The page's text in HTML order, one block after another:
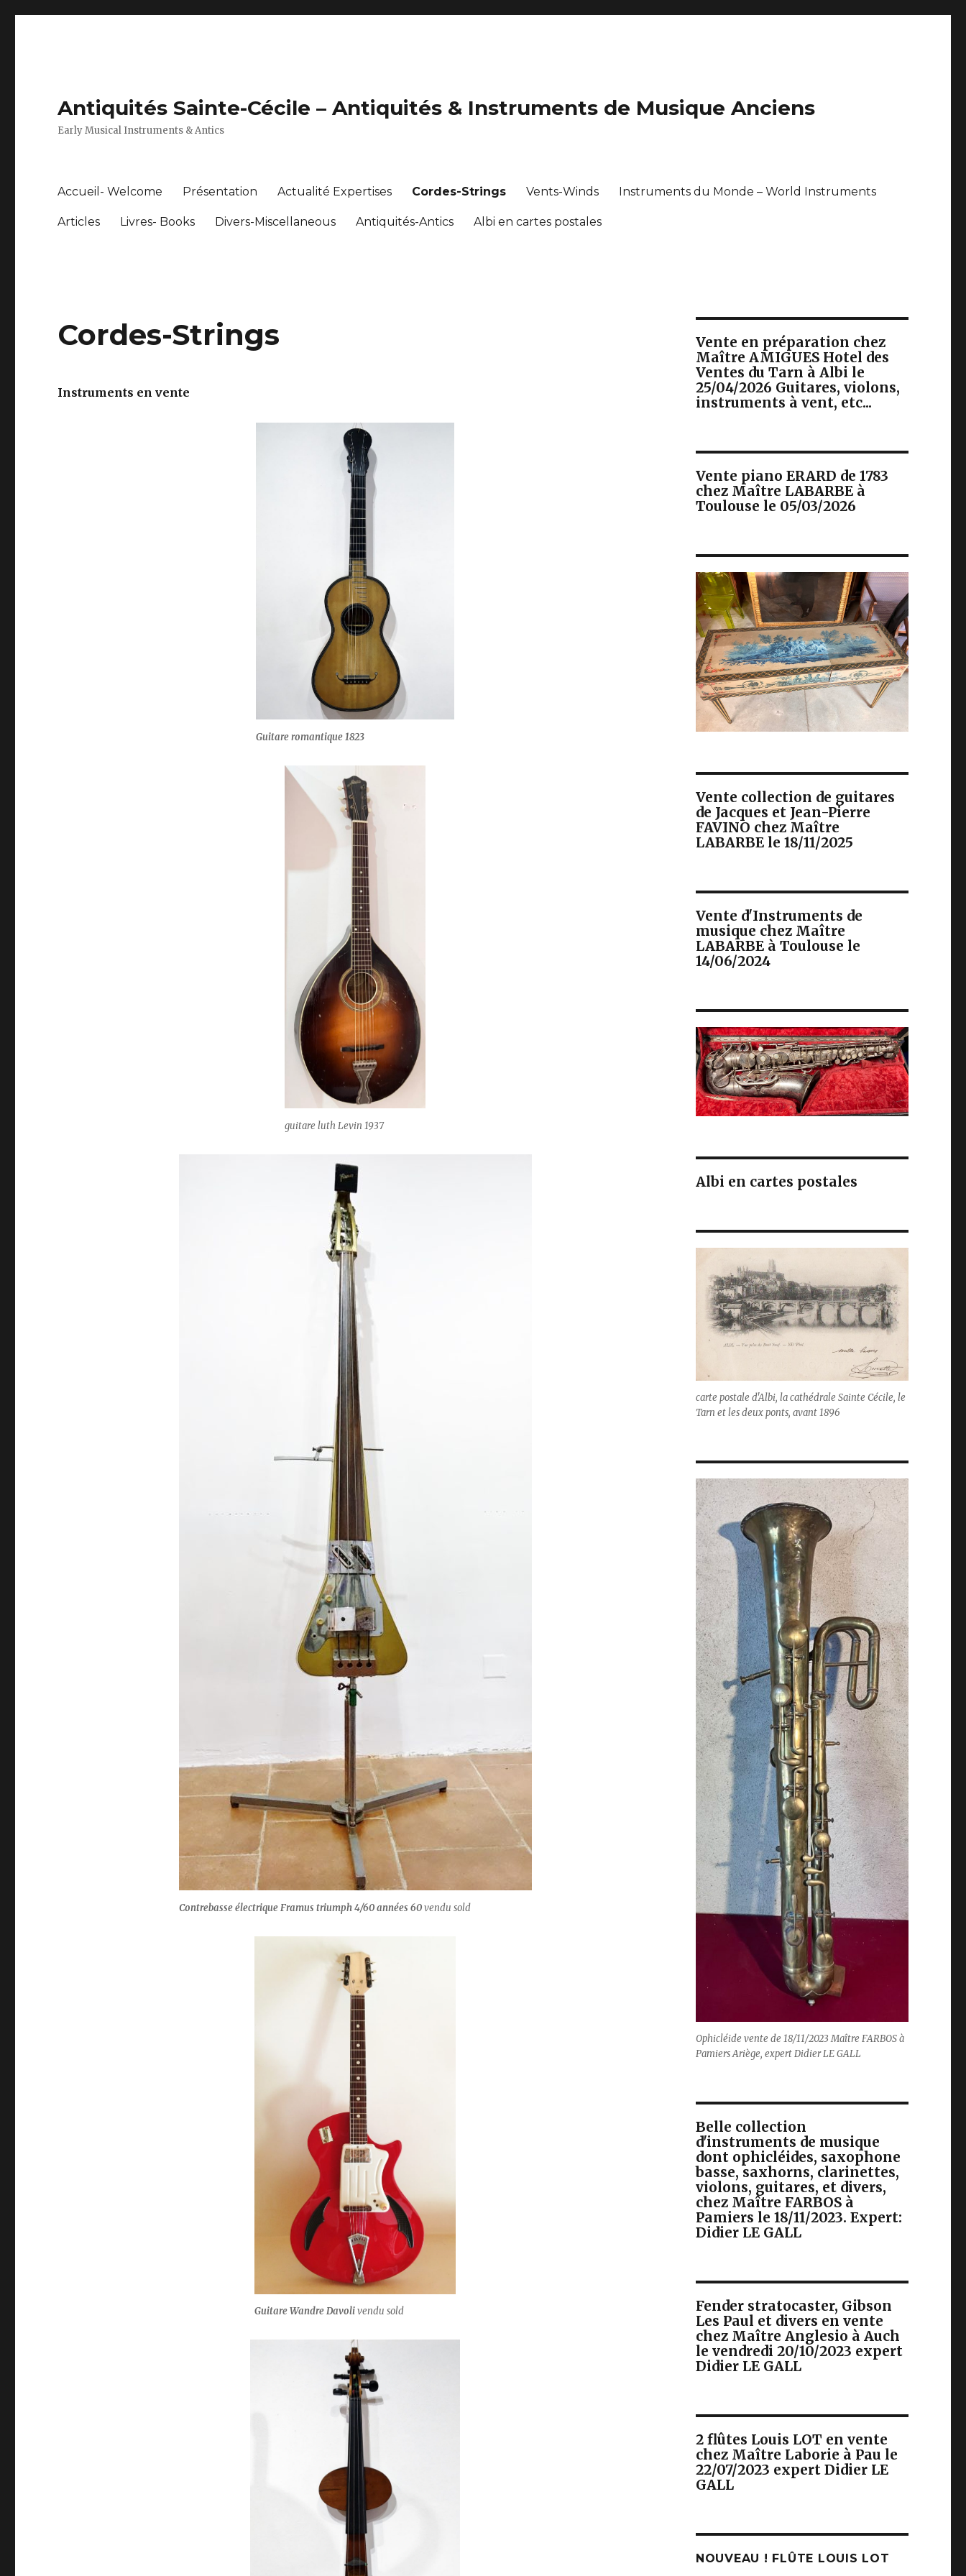
Antiquités Sainte-Cécile – Antiquités & Instruments de Musique Anciens
Early Musical Instruments & Antics
Accueil- Welcome Présentation Actualité Expertises Cordes-Strings Vents-Winds Instruments du Monde – World Instruments
Articles Livres- Books Divers-Miscellaneous Antiquités-Antics Albi en cartes postales
Cordes-Strings
Instruments en vente
Guitare romantique 1823
guitare luth Levin 1937
Contrebasse électrique Framus triumph 4/60 années 60vendu sold
Guitare Wandre Davolivendu sold
Vente en préparation chez
Maître AMIGUES Hotel des
Ventes du Tarn à Albi le
25/04/2026 Guitares, violons,
instruments à vent, etc...
Vente piano ERARD de 1783
chez Maître LABARBE à
Toulouse le 05/03/2026
Vente collection de guitares
de Jacques et Jean-Pierre
FAVINO chez Maître
LABARBE le 18/11/2025
Vente d'Instruments de
musique chez Maître
LABARBE à Toulouse le
14/06/2024
Albi en cartes postales
carte postale d'Albi, la cathédrale Sainte Cécile, le
Tarn et les deux ponts, avant 1896
Ophicléide vente de 18/11/2023 Maître FARBOS à
Pamiers Ariège, expert Didier LE GALL
Belle collection
d'instruments de musique
dont ophicléides, saxophone
basse, saxhorns, clarinettes,
violons, guitares, et divers,
chez Maître FARBOS à
Pamiers le 18/11/2023. Expert:
Didier LE GALL
Fender stratocaster, Gibson
Les Paul et divers en vente
chez Maître Anglesio à Auch
le vendredi 20/10/2023 expert
Didier LE GALL
2 flûtes Louis LOT en vente
chez Maître Laborie à Pau le
22/07/2023 expert Didier LE
GALL
NOUVEAU ! FLÛTE LOUIS LOT